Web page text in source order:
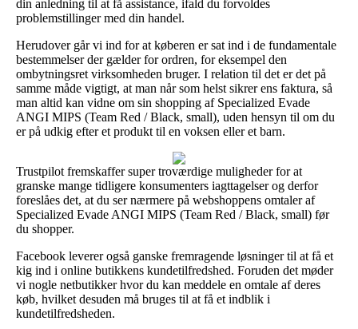
din anledning til at få assistance, ifald du forvoldes
problemstillinger med din handel.
Herudover går vi ind for at køberen er sat ind i de fundamentale
bestemmelser der gælder for ordren, for eksempel den
ombytningsret virksomheden bruger. I relation til det er det på
samme måde vigtigt, at man når som helst sikrer ens faktura, så
man altid kan vidne om sin shopping af Specialized Evade
ANGI MIPS (Team Red / Black, small), uden hensyn til om du
er på udkig efter et produkt til en voksen eller et barn.
Trustpilot fremskaffer super troværdige muligheder for at
granske mange tidligere konsumenters iagttagelser og derfor
foreslåes det, at du ser nærmere på webshoppens omtaler af
Specialized Evade ANGI MIPS (Team Red / Black, small) før
du shopper.
Facebook leverer også ganske fremragende løsninger til at få et
kig ind i online butikkens kundetilfredshed. Foruden det møder
vi nogle netbutikker hvor du kan meddele en omtale af deres
køb, hvilket desuden må bruges til at få et indblik i
kundetilfredsheden.